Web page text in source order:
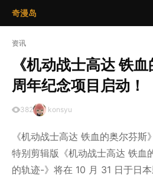
奇漫岛
资讯
《机动战士高达 铁
周年纪念项目启动！
382 konsyu
《机动战士高达 铁血的奥尔芬斯
特别剪辑版《机动战士高达 铁血
的轨迹-》将在 10 月 31 日于日本